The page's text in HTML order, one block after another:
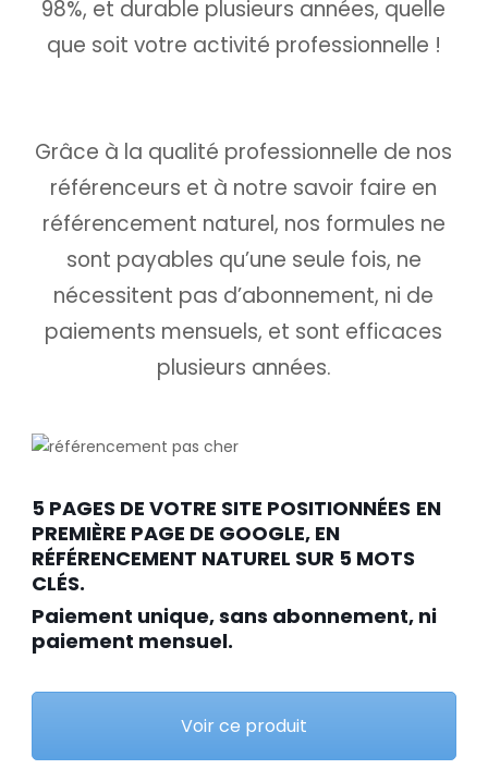
98%, et durable plusieurs années, quelle
que soit votre activité professionnelle !
Grâce à la qualité professionnelle de nos
référenceurs et à notre savoir faire en
référencement naturel, nos formules ne
sont payables qu’une seule fois, ne
nécessitent pas d’abonnement, ni de
paiements mensuels, et sont efficaces
plusieurs années.
5 PAGES DE VOTRE SITE POSITIONNÉES EN
PREMIÈRE PAGE DE GOOGLE, EN
RÉFÉRENCEMENT NATUREL SUR 5 MOTS
CLÉS.
Paiement unique, sans abonnement, ni
paiement mensuel.
Voir ce produit